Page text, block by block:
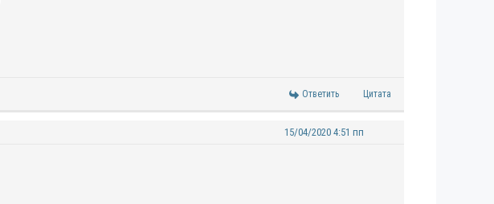
Ответить Цитата
15/04/2020 4:51 пп